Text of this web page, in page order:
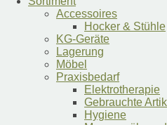
Accessoires
Hocker & Stühle
KG-Geräte
Lagerung
Möbel
Praxisbedarf
Elektrotherapie
Gebrauchte
Hygiene